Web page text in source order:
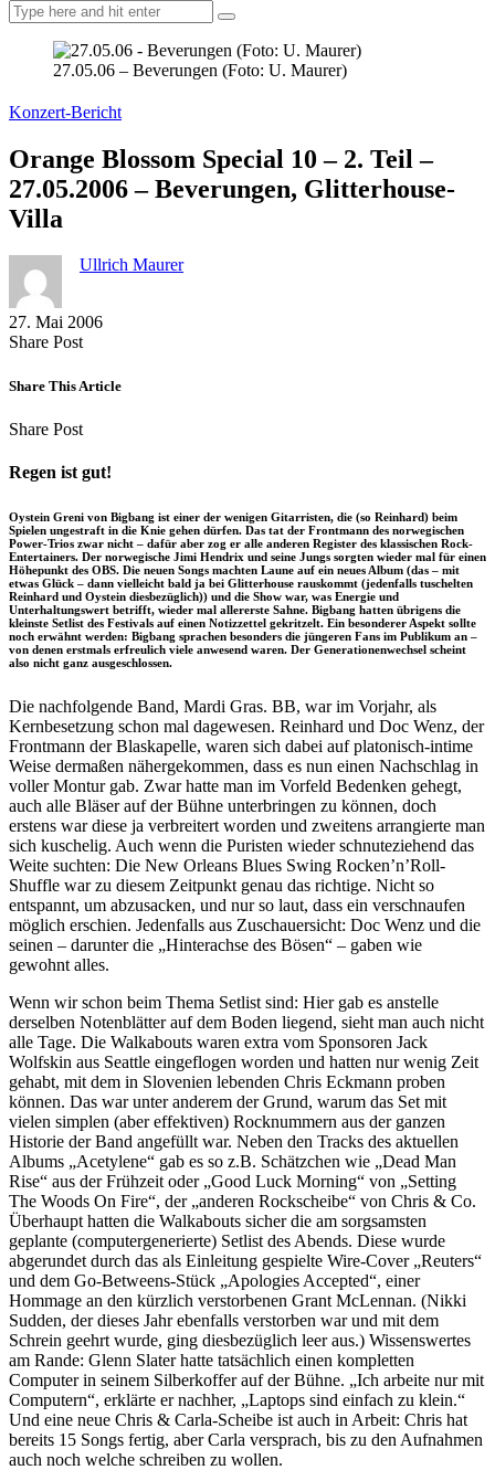
27.05.06 – Beverungen (Foto: U. Maurer)
Konzert-Bericht
Orange Blossom Special 10 – 2. Teil –
27.05.2006 – Beverungen, Glitterhouse-
Villa
Ullrich Maurer
27. Mai 2006
Share PostShare
Facebook
Copy
to
Send
via
Share This Article
Share PostShare
Facebook
Copy
to
clipboard
Send
via
eMail
Regen ist gut!
Oystein Greni von Bigbang ist einer der wenigen Gitarristen, die (so Reinhard) beim
Spielen ungestraft in die Knie gehen dürfen. Das tat der Frontmann des norwegischen
Power-Trios zwar nicht – dafür aber zog er alle anderen Register des klassischen Rock-
Entertainers. Der norwegische Jimi Hendrix und seine Jungs sorgten wieder mal für einen
Höhepunkt des OBS. Die neuen Songs machten Laune auf ein neues Album (das – mit
etwas Glück – dann vielleicht bald ja bei Glitterhouse rauskommt (jedenfalls tuschelten
Reinhard und Oystein diesbezüglich)) und die Show war, was Energie und
Unterhaltungswert betrifft, wieder mal allererste Sahne. Bigbang hatten übrigens die
kleinste Setlist des Festivals auf einen Notizzettel gekritzelt. Ein besonderer Aspekt sollte
noch erwähnt werden: Bigbang sprachen besonders die jüngeren Fans im Publikum an –
von denen erstmals erfreulich viele anwesend waren. Der Generationenwechsel scheint
also nicht ganz ausgeschlossen.
Die nachfolgende Band, Mardi Gras. BB, war im Vorjahr, als
Kernbesetzung schon mal dagewesen. Reinhard und Doc Wenz, der
Frontmann der Blaskapelle, waren sich dabei auf platonisch-intime
Weise dermaßen nähergekommen, dass es nun einen Nachschlag in
voller Montur gab. Zwar hatte man im Vorfeld Bedenken gehegt,
auch alle Bläser auf der Bühne unterbringen zu können, doch
erstens war diese ja verbreitert worden und zweitens arrangierte man
sich kuschelig. Auch wenn die Puristen wieder schnuteziehend das
Weite suchten: Die New Orleans Blues Swing Rocken’n’Roll-
Shuffle war zu diesem Zeitpunkt genau das richtige. Nicht so
entspannt, um abzusacken, und nur so laut, dass ein verschnaufen
möglich erschien. Jedenfalls aus Zuschauersicht: Doc Wenz und die
seinen – darunter die „Hinterachse des Bösen“ – gaben wie
gewohnt alles.
Wenn wir schon beim Thema Setlist sind: Hier gab es anstelle
derselben Notenblätter auf dem Boden liegend, sieht man auch nicht
alle Tage. Die Walkabouts waren extra vom Sponsoren Jack
Wolfskin aus Seattle eingeflogen worden und hatten nur wenig Zeit
gehabt, mit dem in Slovenien lebenden Chris Eckmann proben
können. Das war unter anderem der Grund, warum das Set mit
vielen simplen (aber effektiven) Rocknummern aus der ganzen
Historie der Band angefüllt war. Neben den Tracks des aktuellen
Albums „Acetylene“ gab es so z.B. Schätzchen wie „Dead Man
Rise“ aus der Frühzeit oder „Good Luck Morning“ von „Setting
The Woods On Fire“, der „anderen Rockscheibe“ von Chris & Co.
Überhaupt hatten die Walkabouts sicher die am sorgsamsten
geplante (computergenerierte) Setlist des Abends. Diese wurde
abgerundet durch das als Einleitung gespielte Wire-Cover „Reuters“
und dem Go-Betweens-Stück „Apologies Accepted“, einer
Hommage an den kürzlich verstorbenen Grant McLennan. (Nikki
Sudden, der dieses Jahr ebenfalls verstorben war und mit dem
Schrein geehrt wurde, ging diesbezüglich leer aus.) Wissenswertes
am Rande: Glenn Slater hatte tatsächlich einen kompletten
Computer in seinem Silberkoffer auf der Bühne. „Ich arbeite nur mit
Computern“, erklärte er nachher, „Laptops sind einfach zu klein.“
Und eine neue Chris & Carla-Scheibe ist auch in Arbeit: Chris hat
bereits 15 Songs fertig, aber Carla versprach, bis zu den Aufnahmen
auch noch welche schreiben zu wollen.